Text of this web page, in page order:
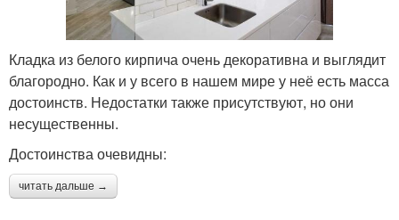
Кладка из белого кирпича очень декоративна и выглядит
благородно. Как и у всего в нашем мире у неё есть масса
достоинств. Недостатки также присутствуют, но они
несущественны.
Достоинства очевидны:
читать дальше →